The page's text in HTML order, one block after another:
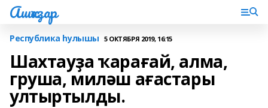
Ашҡаҙар
Республика һулышы 5 ОКТЯБРЯ 2019, 16:15
Шахтауҙа ҡарағай, алма,
груша, миләш ағастары
ултыртылды.